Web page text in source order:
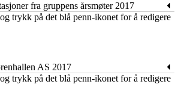
fra gruppens årsmøter 2017
trykk på det blå penn-ikonet for å redigere
AS 2017
trykk på det blå penn-ikonet for å redigere